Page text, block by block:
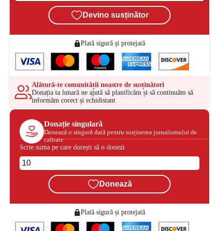
Devino susținător
Plată sigură și protejată
Alătură-te comunității noastre de susținători
Donația ta lunară ne ajută să planificăm și să continuăm să
informăm corect și echidistant
Donație singulară
Donează o singură dată pentru susținerea jurnalismului de
calitate
Scrie suma pe care dorești să o donezi
Donează
Plată sigură și protejată